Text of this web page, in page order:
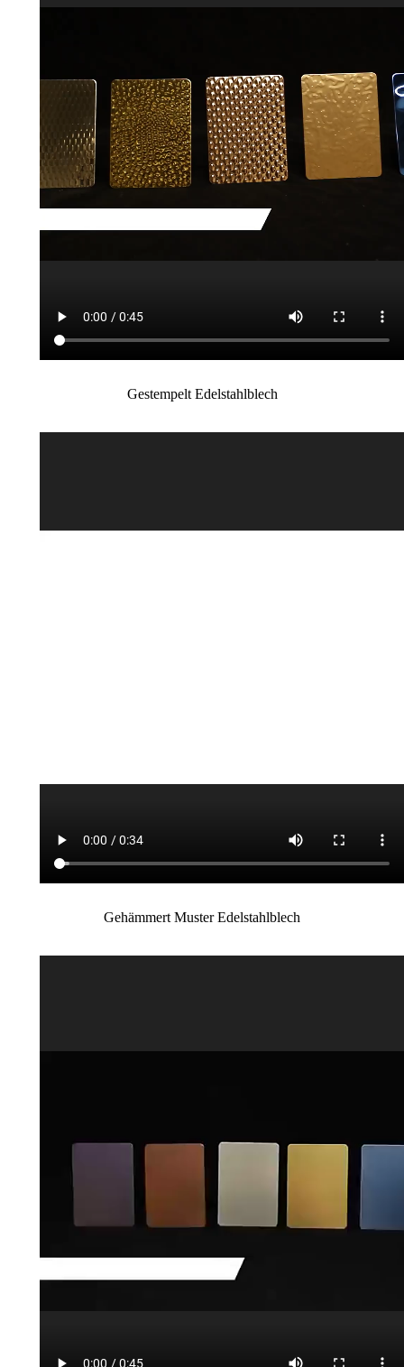
Gestempelt Edelstahlblech
Gehämmert Muster Edelstahlblech